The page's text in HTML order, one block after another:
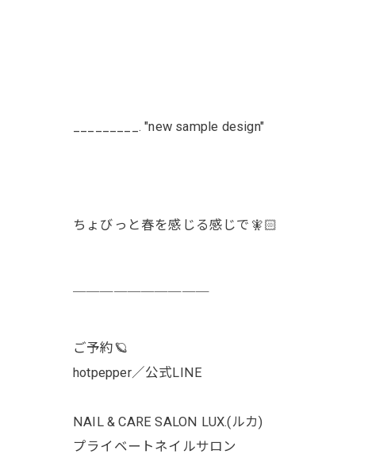
_________. "new sample design"
ちょびっと春を感じる感じで🧚🏻
ご予約🪐
hotpepper／公式LINE
NAIL & CARE SALON LUX.(ルカ)
プライベートネイルサロン